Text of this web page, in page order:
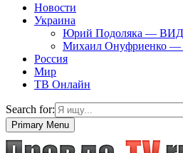
Новости
Украина
Юрий Подоляка —
Михаил Онуфриенко —
Россия
Мир
ТВ Онлайн
Search for:
Primary Menu